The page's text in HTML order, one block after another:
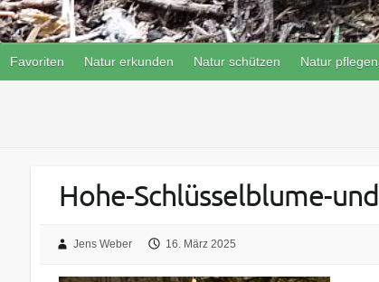
Favoriten Natur erkunden Natur schützen Natur pflegen
Hohe-Schlüsselblume-
Jens Weber 16. März 2025